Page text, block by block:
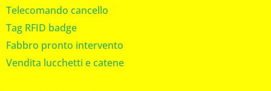
Telecomando cancello
Tag RFID badge
Fabbro pronto intervento
Vendita lucchetti e catene